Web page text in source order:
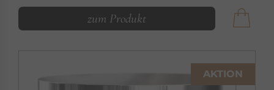
zum Produkt
AKTION